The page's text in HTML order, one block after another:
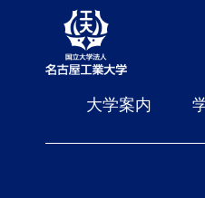
大学案内